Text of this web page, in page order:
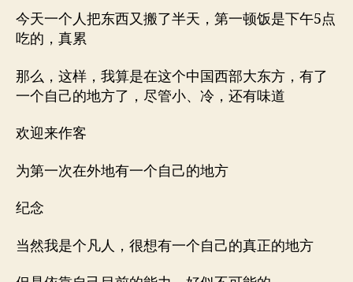
今天一个人把东西又搬了半天，第一顿饭是下午5点
吃的，真累
那么，这样，我算是在这个中国西部大东方，有了
一个自己的地方了，尽管小、冷，还有味道
欢迎来作客
为第一次在外地有一个自己的地方
纪念
当然我是个凡人，很想有一个自己的真正的地方